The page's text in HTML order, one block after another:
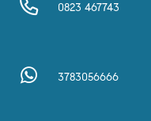
0823 467743
3783056666